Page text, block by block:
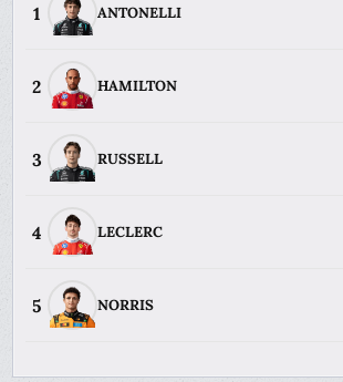
1 ANTONELLI
2 HAMILTON
3 RUSSELL
4 LECLERC
5 NORRIS